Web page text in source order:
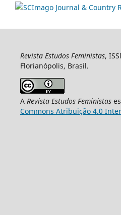
Revista Estudos Feministas,
Florianópolis, Brasil.
A Revista Estudos Feministas
Commons Atribuição 4.0